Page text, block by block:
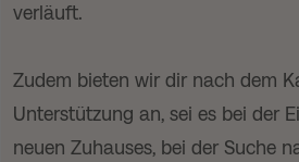
verläuft.
Zudem bieten wir dir nach dem
Unterstützung an, sei es bei der
neuen Zuhauses, bei der Suche